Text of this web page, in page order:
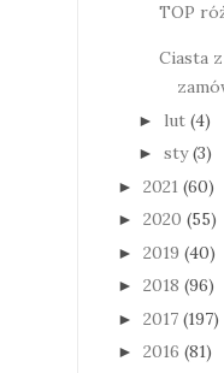
TOP
Ciasta
► lut (4)
► sty (3)
► 2021 (60)
► 2020 (55)
► 2019 (40)
► 2018 (96)
► 2017 (197)
► 2016 (81)